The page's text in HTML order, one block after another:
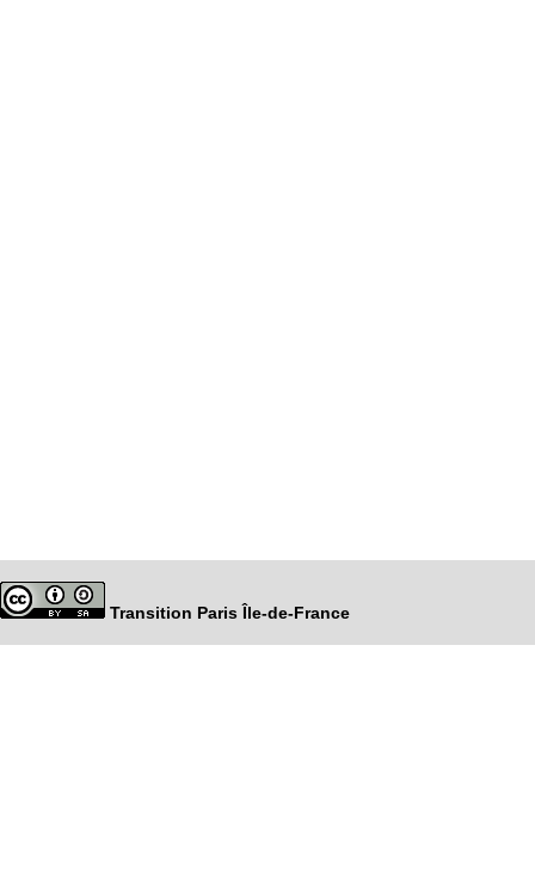
Transition Paris Île-de-France